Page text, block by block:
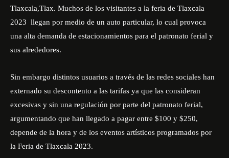
Tlaxcala,Tlax. Muchos de los visitantes a la feria de Tlaxcala
2023 llegan por medio de un auto particular, lo cual provoca
una alta demanda de estacionamientos para el patronato ferial y
sus alrededores.
Sin embargo distintos usuarios a través de las redes sociales han
externado su descontento a las tarifas ya que las consideran
excesivas y sin una regulación por parte del patronato ferial,
argumentando que han llegado a pagar entre $100 y $250,
depende de la hora y de los eventos artísticos programados por
la Feria de Tlaxcala 2023.